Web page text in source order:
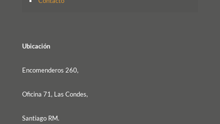
Ubicación
Encomenderos 260,
Oficina 71, Las Condes,
Santiago RM.